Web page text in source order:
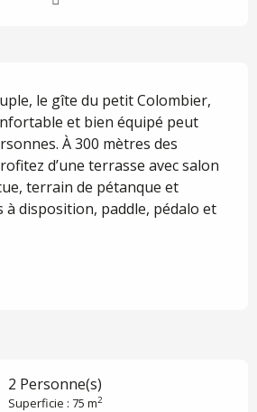
le gîte du petit Colombier,
et bien équipé peut
À 300 mètres des
d’une terrasse avec salon
terrain de pétanque et
à disposition, paddle, pédalo et
2 Personne(s)
Superficie : 75 m2